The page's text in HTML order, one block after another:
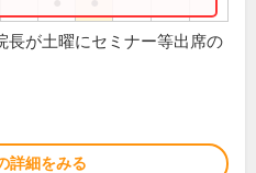
長が土曜にセミナー等出席の
詳細をみる